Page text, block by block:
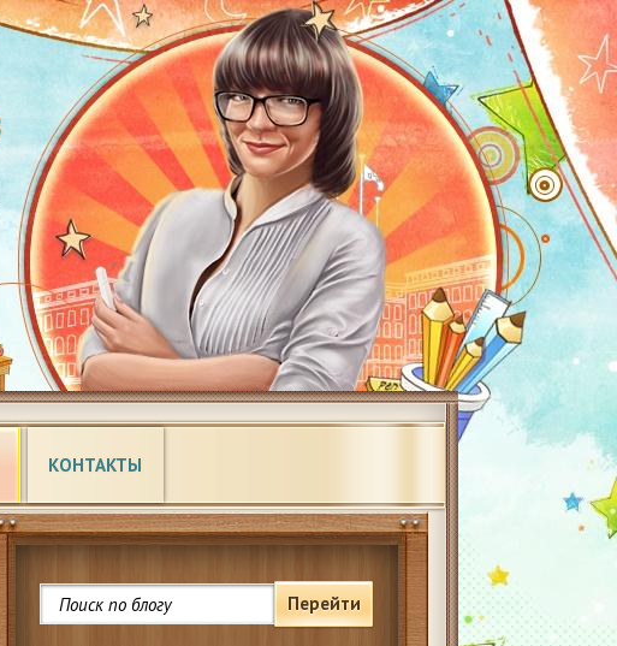
КОНТАКТЫ
Перейти